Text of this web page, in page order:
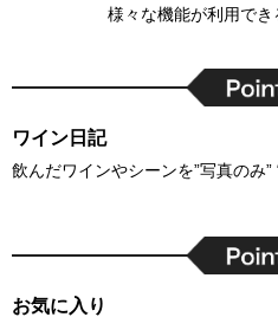
様々な機能が利用でき
ワイン日記
飲んだワインやシーンを”写真のみ
お気に入り